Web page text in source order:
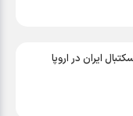
ایران در اروپا